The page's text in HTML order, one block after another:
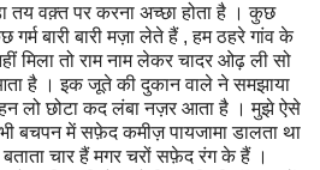
तय वक़्त पर करना अच्छा होता है । कुछ
बारी बारी मज़ा लेते हैं , हम ठहरे गांव के
मिला तो राम नाम लेकर चादर ओढ़ ली सो
है । इक जूते की दुकान वाले ने समझाया
लो छोटा कद लंबा नज़र आता है । मुझे ऐसे
बचपन में सफ़ेद कमीज़ पायजामा डालता था
चार हैं मगर चरों सफ़ेद रंग के हैं ।